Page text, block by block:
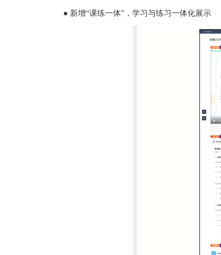
● 新增“课练一体”，学习与练习一体化展示